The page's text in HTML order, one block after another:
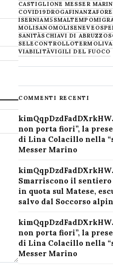
CASTIGLIONE MESSER
COVID19DROGAFINANZA
ISERNIAM5SMALTEMPO
MOLISANOMOLISENEVE
SANITÀSCHIAVI DI ABRUZZO
SELECONTROLLOTERMOLI
VIABILITÀVIGILI DEL FUOCO
COMMENTI RECENTI
non porta fiori”, la
di Lina Colacillo nella
Messer Marino
Smarriscono il
in quota sul Matese,
salvo dal Soccorso
non porta fiori”, la
di Lina Colacillo nella
Messer Marino